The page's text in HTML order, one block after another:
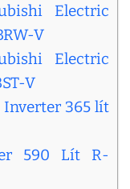
Electric
V
Electric
V
Inverter 365 lít
590 Lít R-